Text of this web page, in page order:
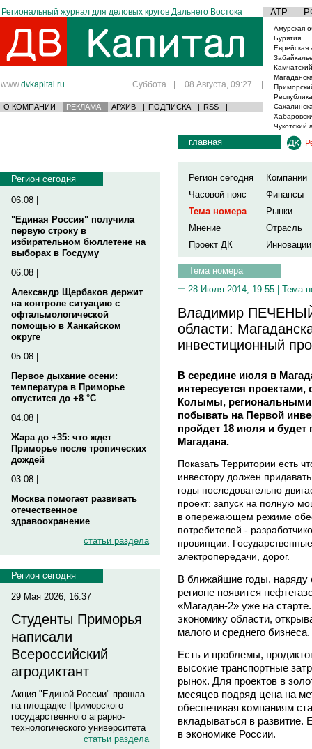
Региональный журнал для деловых кругов Дальнего Востока АТР
www.dvkapital.ru Суббота | 08 Августа, 09:27 |
О КОМПАНИИ РЕКЛАМА АРХИВ | ПОДПИСКА | RSS |
Амурская
Бурятия
Еврейская
Чукотский
Регион сегодня
06.08 |
"Единая Россия" получила
первую строку в
избирательном бюллетене на
выборах в Госдуму
06.08 |
Александр Щербаков держит
на контроле ситуацию с
офтальмологической
помощью в Ханкайском
округе
05.08 |
Первое дыхание осени:
температура в Приморье
опустится до +8 °C
04.08 |
Жара до +35: что ждет
Приморье после тропических
дождей
03.08 |
Москва помогает развивать
отечественное
здравоохранение
статьи раздела
Регион сегодня
29 Мая 2026, 16:37
Студенты Приморья
написали
Всероссийский
агродиктант
Акция "Единой России" прошла
на площадке Приморского
государственного аграрно-
технологического университета
статьи раздела
главная
Регион сегодня
Компании
Часовой пояс
Финансы
Тема номера
Рынки
Мнение
Отрасль
Проект ДК
Инновации
Тема номера
28 Июля 2014, 19:55 | Тема
Владимир
области:
инвестиционный
В середине июля в
интересуется
Колымы,
побывать на Первой
пройдет 18 июля и будет
Магадана.
Показать Территории есть
инвестору должен
годы последовательно
проект: запуск на полную
в опережающем режиме
потребителей -
провинции.
электропередачи, дорог.
В ближайшие годы,
регионе появится
«Магадан-2» уже на
экономику области,
малого и среднего бизнеса.
Есть и проблемы,
высокие транспортные
рынок. Для проектов в
месяцев подряд цена на
обеспечивая компаниям
вкладываться в развитие.
в экономике России.